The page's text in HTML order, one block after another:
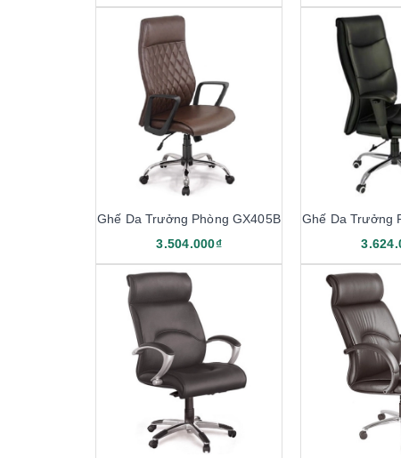
Ghế Da Trưởng Phòng GX405B
3.504.000₫
Ghế Da Trưởng